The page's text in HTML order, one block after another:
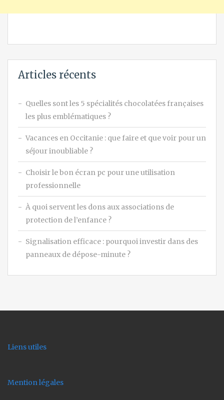
Articles récents
Quelles sont les 5 spécialités chocolatées françaises
les plus emblématiques ?
Vacances en Occitanie : que faire et que voir pour un
séjour inoubliable ?
Choisir le bon écran pc pour une utilisation
professionnelle
À quoi servent les dons aux associations de
protection de l’enfance ?
Signalisation efficace : pourquoi investir dans des
panneaux de dépose-minute ?
Liens utiles
Mention légales